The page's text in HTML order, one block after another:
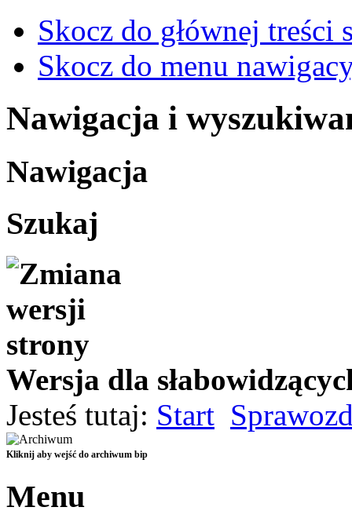
Skocz do głównej treści
Skocz do menu
Nawigacja i
Nawigacja
Szukaj
Wersja dla
Czarno-Żółta
Czarno-Biała
Standardowa
Jesteś tutaj: Start
Kliknij aby wejść do archiwum bip
Menu